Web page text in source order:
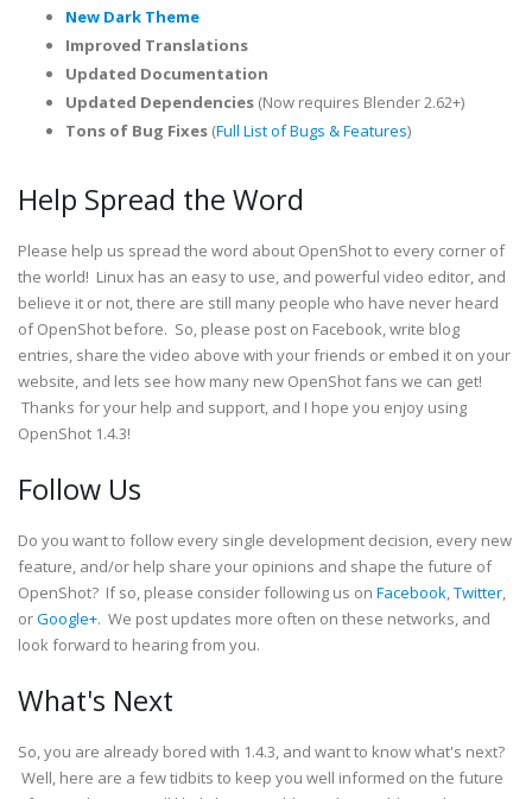
New Dark Theme
Improved Translations
Updated Documentation
Updated Dependencies (Now requires Blender 2.62+)
Tons of Bug Fixes (Full List of Bugs & Features)
Help Spread the Word
Please help us spread the word about OpenShot to every corner of
the world! Linux has an easy to use, and powerful video editor, and
believe it or not, there are still many people who have never heard
of OpenShot before. So, please post on Facebook, write blog
entries, share the video above with your friends or embed it on your
website, and lets see how many new OpenShot fans we can get!
Thanks for your help and support, and I hope you enjoy using
OpenShot 1.4.3!
Follow Us
Do you want to follow every single development decision, every new
feature, and/or help share your opinions and shape the future of
OpenShot? If so, please consider following us on Facebook,Twitter,
orGoogle+. We post updates more often on these networks, and
look forward to hearing from you.
What's Next
So, you are already bored with 1.4.3, and want to know what's next?
Well, here are a few tidbits to keep you well informed on the future